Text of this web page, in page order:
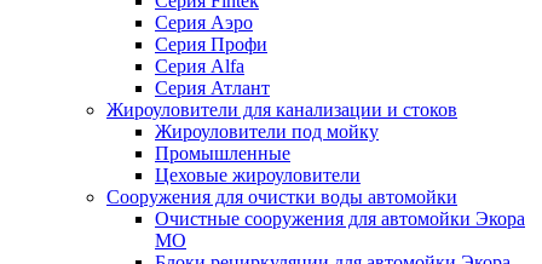
Серия Аэро
Серия Профи
Серия Alfa
Серия Атлант
Жироуловители для канализации и стоков
Жироуловители под мойку
Промышленные
Цеховые жироуловители
Сооружения для очистки воды автомойки
Очистные сооружения для автомойки Экора
МО